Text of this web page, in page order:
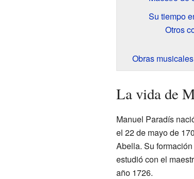
Su tiempo
Otros
Obras musicales
La vida de
Manuel Paradís
el 22 de mayo de
Abella. Su
estudió con el
año 1726.